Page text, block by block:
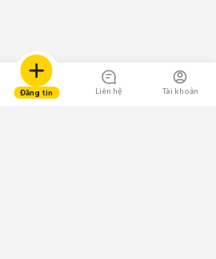
Đăng tin Liên hệ Tài khoản